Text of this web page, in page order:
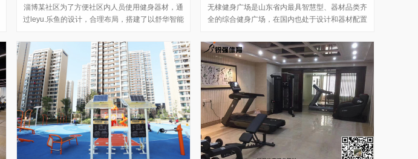
淄博某社区为了方便社区内人员使用健身器材，通
过leyu.乐鱼的设计，合理布局，搭建了以舒华智能
无棣健身广场是山东省内最具智慧型、器材品类齐
全的综合健身广场，在国内也处于设计和器材配置
系。